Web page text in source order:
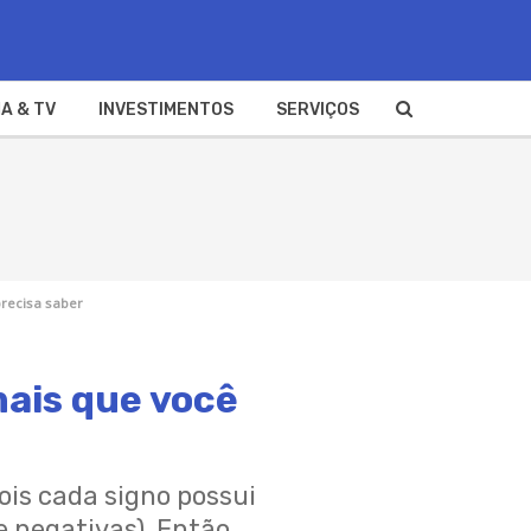
& TV INVESTIMENTOS SERVIÇOS
saber
que você
cada signo possui